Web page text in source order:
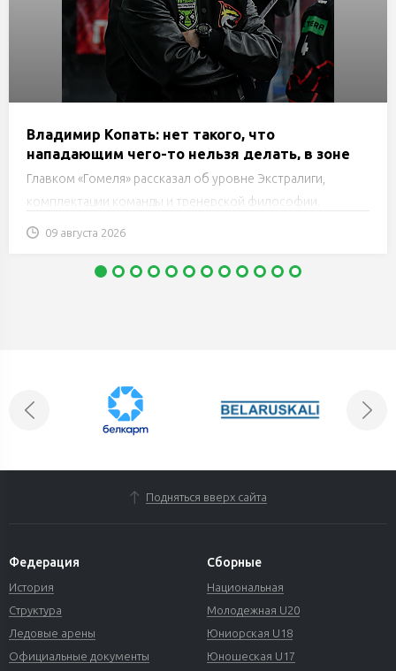
Владимир Копать: нет такого, что
нападающим чего-то нельзя делать, в зоне
атаки практически ничего запрещенного для
них нет. Нужно правильно использовать свои
Главком «Гомеля» рассказал об уровне Экстралиги,
комплектации команды и тренерской философии.
09 августа 2026
Подняться вверх сайта
Федерация
История
Структура
Ледовые арены
Официальные документы
Сборные
Национальная
Молодежная U20
Юниорская U18
Юношеская U17